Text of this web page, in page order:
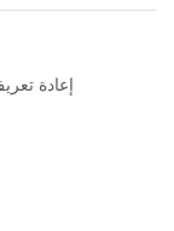
إعادة